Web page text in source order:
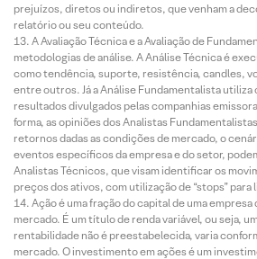
prejuízos, diretos ou indiretos, que venham a
relatório ou seu conteúdo.
A Avaliação Técnica e a Avaliação de
metodologias de análise. A Análise Técnica é
como tendência, suporte, resistência, candles,
entre outros. Já a Análise Fundamentalista utiliza
resultados divulgados pelas companhias
forma, as opiniões dos Analistas
retornos dadas as condições de mercado, o
eventos específicos da empresa e do setor,
Analistas Técnicos, que visam identificar os
preços dos ativos, com utilização de “stops” para
Ação é uma fração do capital de uma empresa
mercado. É um título de renda variável, ou seja,
rentabilidade não é preestabelecida, varia
mercado. O investimento em ações é um